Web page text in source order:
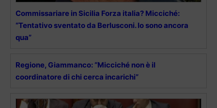
Commissariare in Sicilia Forza italia? Micciché:
“Tentativo sventato da Berlusconi. Io sono ancora
qua”
Regione, Giammanco: “Micciché non è il
coordinatore di chi cerca incarichi”